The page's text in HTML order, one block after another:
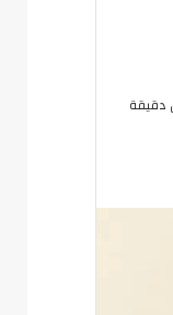
دقيقة